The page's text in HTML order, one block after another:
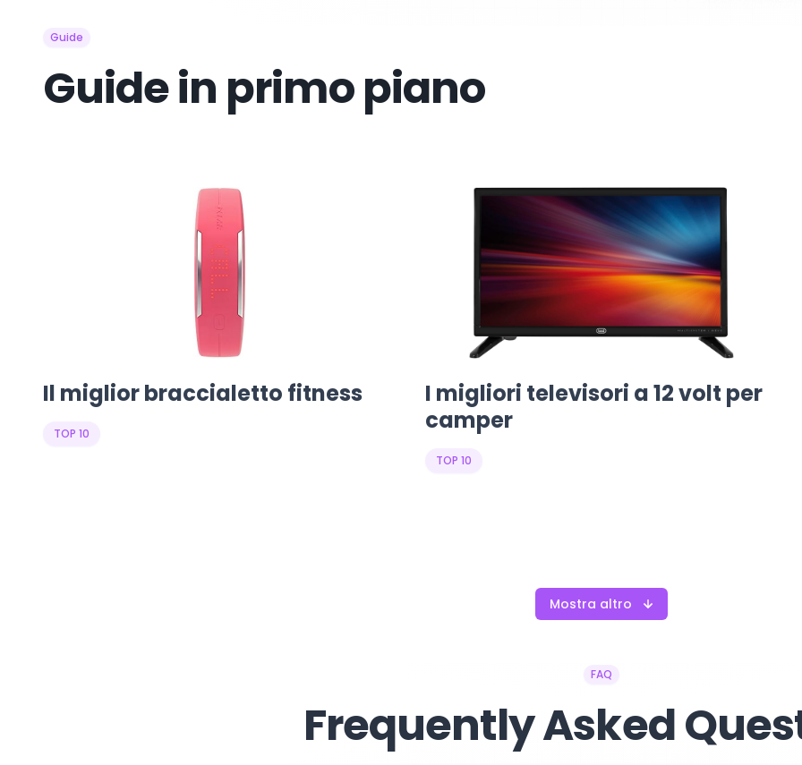
Guide
Guide in primo piano
Il miglior braccialetto fitness
TOP 10
I migliori televisori a 12 volt per
camper
TOP 10
Mostra altro
FAQ
Frequently Asked